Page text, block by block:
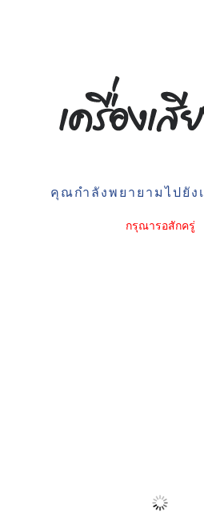
คุณกำลังพยายามไปยัง
กรุณารอสักครู่